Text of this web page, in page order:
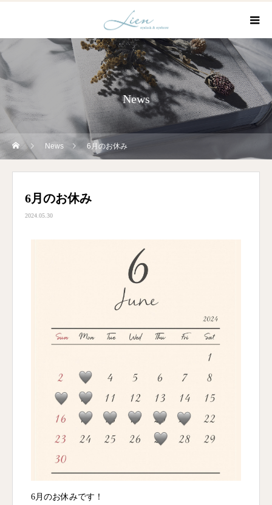
News
News 6月のお休み
6月のお休み
2024.05.30
6月のお休みです！